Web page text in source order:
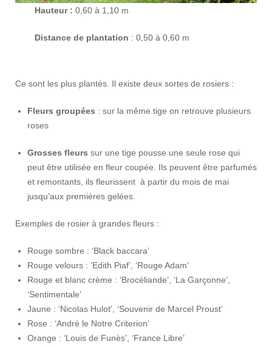
Hauteur : 0,60 à 1,10 m
Distance de plantation : 0,50 à 0,60 m
Ce sont les plus plantés. Il existe deux sortes de rosiers :
Fleurs groupées : sur la même tige on retrouve plusieurs
roses
Grosses fleurs sur une tige pousse une seule rose qui
peut être utilisée en fleur coupée. Ils peuvent être parfumés
et remontants, ils fleurissent à partir du mois de mai
jusqu’aux premières gelées.
Exemples de rosier à grandes fleurs :
Rouge sombre : ‘Black baccara’
Rouge velours : ‘Edith Piaf’, ‘Rouge Adam’
Rouge et blanc crème : ‘Brocéliande’, ‘La Garçonne’,
‘Sentimentale’
Jaune : ‘Nicolas Hulot’, ‘Souvenir de Marcel Proust’
Rose : ‘André le Notre Criterion’
Orange : ‘Louis de Funès’, ‘France Libre’